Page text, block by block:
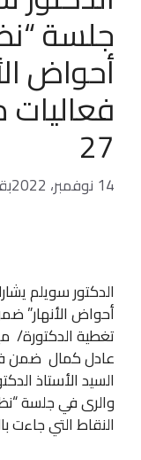
جلسة
أحواض
27
14 نوفمبر، 2022
الدكتور سويلم
تغطية الدكتورة/
السيد الأستاذ
والرى في جلسة
النقاط التي جاءت